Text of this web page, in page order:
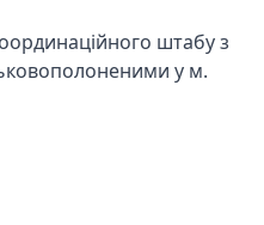
штабу з
у м.